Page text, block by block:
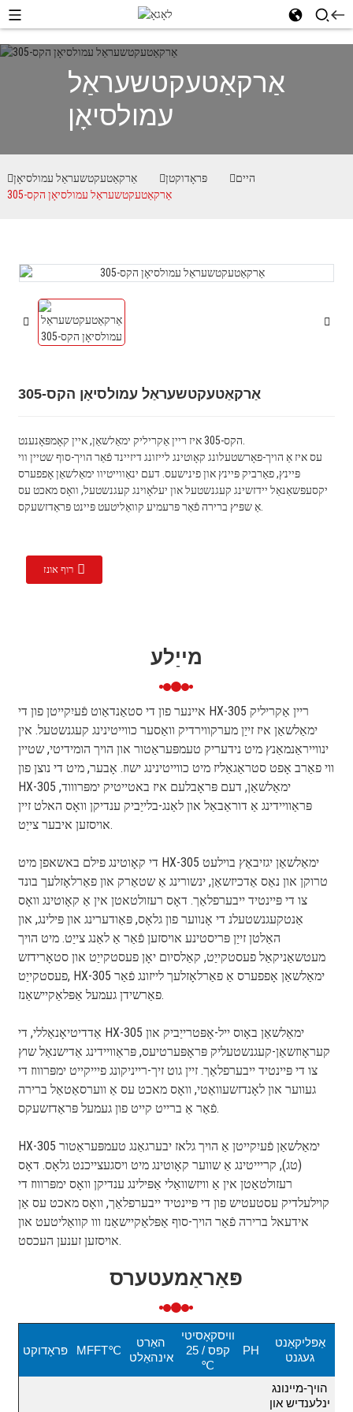
אַרקאַטעקטשעראַל
עמולסיאָן
היים פּראָדוקטן
אַרקאַטעקטשעראַל עמולסיאָן
אַרקאַטעקטשעראַל עמולסיאָן הקס-305
אַרקאַטעקטשעראַל עמולסיאָן הקס-305
עס איז אַ הויך-פאָרשטעלונג קאָוטינג לייזונג דיזיינד פֿאַר הויך-סוף שטיין ווי
פּיינץ, פאַרביק פּיינץ און פינישעס. דעם ינאַווייטיוו ימאַלשאַן אָפפערס
יקסעפּשאַנאַל יידזשינג קעגנשטעל און יעלאָוינג קעגנשטעל, וואָס מאכט עס
אַ שפּיץ ברירה פֿאַר פּרעמיע קוואַליטעט פּיינט פּראַדזשעקס.
רוף אונז
מייַלע
איינער פון די סטאַנדאַוט פֿעיִקייטן פון די HX-305 ריין אַקריליק
ימאַלשאַן איז זייַן מערקווירדיק וואַסער כווייטינינג קעגנשטעל. אין
ינווייראַנמאַנץ מיט נידעריק טעמפּעראַטור און הויך הומידיטי, שטיין
ווי פאַרב אָפט סטראַגאַליז מיט כווייטינינג ישוז. אָבער, מיט די נוצן פון
HX-305 ימאַלשאַן, דעם פּראָבלעם איז באטייטיק ימפּרוווד,
פּראַוויידינג אַ דוראַבאַל און לאַנג-בלייַביק ענדיקן וואָס האלט זיין
אויסזען איבער צייַט.
די קאָוטינג פילם באשאפן מיט HX-305 ימאַלשאַן יגזיבאַץ בוילעט
טרוקן און נאַס אַדכיזשאַן, ינשורינג אַ שטאַרק און פאַרלאָזלעך בונד
צו די פּיינטיד ייבערפלאַך. דאָס רעזולטאטן אין אַ קאָוטינג וואָס
אַנטקעגנשטעלנ די אָנווער פון גלאָס, פּאַודערינג און פּילינג, און
האַלטן זייַן פּריסטינע אויסזען פֿאַר אַ לאַנג צייַט. מיט הויך
מעטשאַניקאַל פעסטקייַט, קאַלסיום יאָן פעסטקייַט און סטאָרידזש
פעסטקייַט, HX-305 ימאַלשאַן אָפפערס אַ פאַרלאָזלעך לייזונג פֿאַר
פאַרשידן געמעל אַפּלאַקיישאַנז.
אַדדיטיאָנאַללי, די HX-305 ימאַלשאַן באָוס ייל-אָפּטרייַביק און
קעראָוזשאַן-קעגנשטעליק פּראָפּערטיעס, פּראַוויידינג אַדישנאַל שוץ
צו די פּיינטיד ייבערפלאַך. זיין גוט זיך-רייניקונג פיייקייט ימפּרוווז די
געווער און לאָנדזשעוואַטי, וואָס מאכט עס אַ ווערסאַטאַל ברירה
פֿאַר אַ ברייט קייט פון געמעל פּראַדזשעקס.
HX-305 ימאַלשאַן פֿעיִקייטן אַ הויך גלאז יבערגאַנג טעמפּעראַטור
(טג), קריייטינג אַ שווער קאָוטינג מיט ויסגעצייכנט גלאָס. דאָס
רעזולטאַטן אין אַ וויזשוואַלי אַפּילינג ענדיקן וואָס ימפּרוווז די
קוילעלדיק עסטעטיש פון די פּיינטיד ייבערפלאַך, וואָס מאכט עס אַן
אידעאל ברירה פֿאַר הויך-סוף אַפּלאַקיישאַנז ווו קוואַליטעט און
אויסזען זענען העכסט.
פּאַראַמעטערס
פּראָדוקט MFFT℃
האַרט
אינהאַלט
וויסקאָסיטי
קפּס / 25
℃
PH
אַפּליקאַנט
געגנט
הויך-מיינונג
ינלענדיש און